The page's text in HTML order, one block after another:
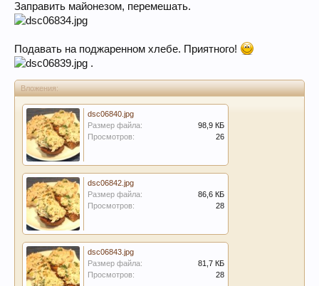
Заправить майонезом, перемешать.
Подавать на поджаренном хлебе. Приятного!
.
Вложения:
dsc06840.jpg
Размер файла:
98,9 КБ
Просмотров:
26
dsc06842.jpg
Размер файла:
86,6 КБ
Просмотров:
28
dsc06843.jpg
Размер файла:
81,7 КБ
Просмотров:
28